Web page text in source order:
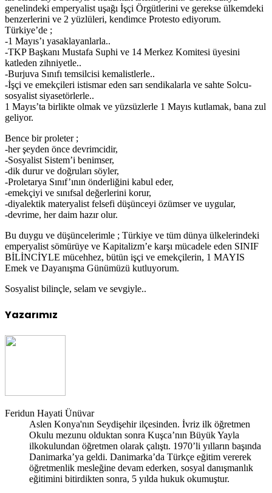
genelindeki emperyalist uşağı İşçi Örgütlerini ve gerekse ülkemdeki
benzerlerini ve 2 yüzlüleri, kendimce Protesto ediyorum.
Türkiye’de ;
-1 Mayıs’ı yasaklayanlarla..
-TKP Başkanı Mustafa Suphi ve 14 Merkez Komitesi üyesini
katleden zihniyetle..
-Burjuva Sınıfı temsilcisi kemalistlerle..
-İşçi ve emekçileri istismar eden sarı sendikalarla ve sahte Solcu-
sosyalist siyasetörlerle..
1 Mayıs’ta birlikte olmak ve yüzsüzlerle 1 Mayıs kutlamak, bana zul
geliyor.
Bence bir proleter ;
-her şeyden önce devrimcidir,
-Sosyalist Sistem’i benimser,
-dik durur ve doğruları söyler,
-Proletarya Sınıf’ının önderliğini kabul eder,
-emekçiyi ve sınıfsal değerlerini korur,
-diyalektik materyalist felsefi düşünceyi özümser ve uygular,
-devrime, her daim hazır olur.
Bu duygu ve düşüncelerimle ; Türkiye ve tüm dünya ülkelerindeki
emperyalist sömürüye ve Kapitalizm’e karşı mücadele eden SINIF
BİLİNCİYLE mücehhez, bütün işçi ve emekçilerin, 1 MAYIS
Emek ve Dayanışma Günümüzü kutluyorum.
Sosyalist bilinçle, selam ve sevgiyle..
Yazarımız
Feridun Hayati Ünüvar
Aslen Konya'nın Seydişehir ilçesinden. İvriz ilk öğretmen
Okulu mezunu olduktan sonra Kuşca’nın Büyük Yayla
ilkokulundan öğretmen olarak çalıştı. 1970’li yılların başında
Danimarka’ya geldi. Danimarka’da Türkçe eğitim vererek
öğretmenlik mesleğine devam ederken, sosyal danışmanlık
eğitimini bitirdikten sonra, 5 yılda hukuk okumuştur.